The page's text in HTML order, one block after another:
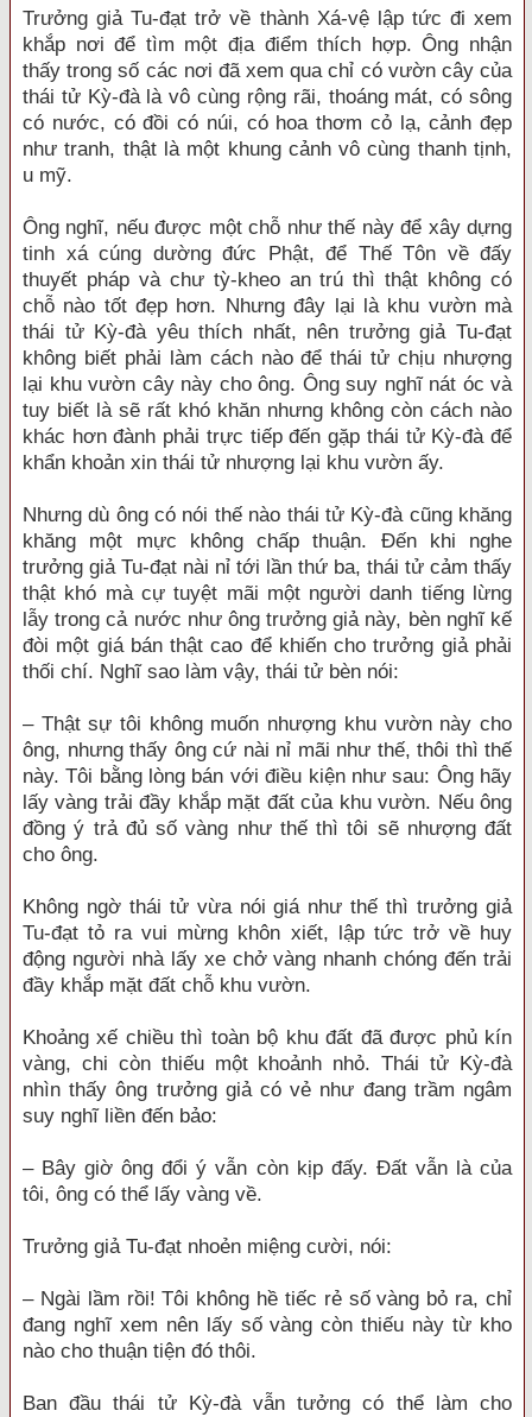
Trưởng giả Tu-đạt trở về thành Xá-vệ lập tức đi xem
khắp nơi để tìm một địa điểm thích hợp. Ông nhận
thấy trong số các nơi đã xem qua chỉ có vườn cây của
thái tử Kỳ-đà là vô cùng rộng rãi, thoáng mát, có sông
có nước, có đồi có núi, có hoa thơm cỏ lạ, cảnh đẹp
như tranh, thật là một khung cảnh vô cùng thanh tịnh,
u mỹ.
Ông nghĩ, nếu được một chỗ như thế này để xây dựng
tinh xá cúng dường đức Phật, để Thế Tôn về đấy
thuyết pháp và chư tỳ-kheo an trú thì thật không có
chỗ nào tốt đẹp hơn. Nhưng đây lại là khu vườn mà
thái tử Kỳ-đà yêu thích nhất, nên trưởng giả Tu-đạt
không biết phải làm cách nào để thái tử chịu nhượng
lại khu vườn cây này cho ông. Ông suy nghĩ nát óc và
tuy biết là sẽ rất khó khăn nhưng không còn cách nào
khác hơn đành phải trực tiếp đến gặp thái tử Kỳ-đà để
khẩn khoản xin thái tử nhượng lại khu vườn ấy.
Nhưng dù ông có nói thế nào thái tử Kỳ-đà cũng khăng
khăng một mực không chấp thuận. Đến khi nghe
trưởng giả Tu-đạt nài nỉ tới lần thứ ba, thái tử cảm thấy
thật khó mà cự tuyệt mãi một người danh tiếng lừng
lẫy trong cả nước như ông trưởng giả này, bèn nghĩ kế
đòi một giá bán thật cao để khiến cho trưởng giả phải
thối chí. Nghĩ sao làm vậy, thái tử bèn nói:
– Thật sự tôi không muốn nhượng khu vườn này cho
ông, nhưng thấy ông cứ nài nỉ mãi như thế, thôi thì thế
này. Tôi bằng lòng bán với điều kiện như sau: Ông hãy
lấy vàng trải đầy khắp mặt đất của khu vườn. Nếu ông
đồng ý trả đủ số vàng như thế thì tôi sẽ nhượng đất
cho ông.
Không ngờ thái tử vừa nói giá như thế thì trưởng giả
Tu-đạt tỏ ra vui mừng khôn xiết, lập tức trở về huy
động người nhà lấy xe chở vàng nhanh chóng đến trải
đầy khắp mặt đất chỗ khu vườn.
Khoảng xế chiều thì toàn bộ khu đất đã được phủ kín
vàng, chi còn thiếu một khoảnh nhỏ. Thái tử Kỳ-đà
nhìn thấy ông trưởng giả có vẻ như đang trầm ngâm
suy nghĩ liền đến bảo:
– Bây giờ ông đổi ý vẫn còn kịp đấy. Đất vẫn là của
tôi, ông có thể lấy vàng về.
Trưởng giả Tu-đạt nhoẻn miệng cười, nói:
– Ngài lầm rồi! Tôi không hề tiếc rẻ số vàng bỏ ra, chỉ
đang nghĩ xem nên lấy số vàng còn thiếu này từ kho
nào cho thuận tiện đó thôi.
Ban đầu thái tử Kỳ-đà vẫn tưởng có thể làm cho